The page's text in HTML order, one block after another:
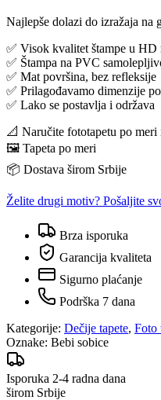
Najlepše dolazi do izražaja na
✅ Visok kvalitet štampe u HD
✅ Štampa na PVC
✅ Mat površina, bez refleksije
✅ Prilagođavamo dimenzije
✅ Lako se postavlja i održava
📐 Naručite fototapetu po
🖼️ Tapeta po meri
📦 Dostava širom Srbije
Želite drugi motiv? Pošaljite
Brza isporuka
Garancija kvaliteta
Sigurno plaćanje
Podrška 7 dana
Kategorije: Dečije tapete, Foto
Oznake: Bebi sobice
Isporuka 2-4 radna dana
širom Srbije